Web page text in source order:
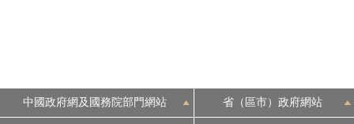
中國政府網及國務院部門網站 省（區市）政府網站